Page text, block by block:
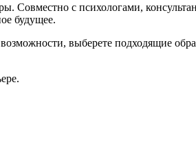
Совместно с психологами,
будущее.
выберете подходящие